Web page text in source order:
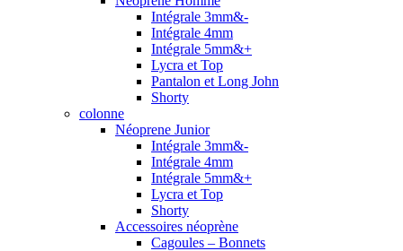
Intégrale 3mm&-
Intégrale 4mm
Intégrale 5mm&+
Lycra et Top
Pantalon et Long John
Shorty
colonne
Néoprene Junior
Intégrale 3mm&-
Intégrale 4mm
Intégrale 5mm&+
Lycra et Top
Shorty
Accessoires néoprène
Cagoules – Bonnets